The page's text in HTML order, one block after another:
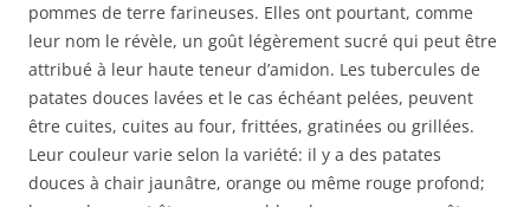
pommes de terre farineuses. Elles ont pourtant, comme
leur nom le révèle, un goût légèrement sucré qui peut être
attribué à leur haute teneur d’amidon. Les tubercules de
patates douces lavées et le cas échéant pelées, peuvent
être cuites, cuites au four, frittées, gratinées ou grillées.
Leur couleur varie selon la variété: il y a des patates
douces à chair jaunâtre, orange ou même rouge profond;